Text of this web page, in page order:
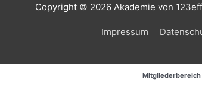
Copyright © 2026 Akademie von
Impressum
Mitgliederbereich